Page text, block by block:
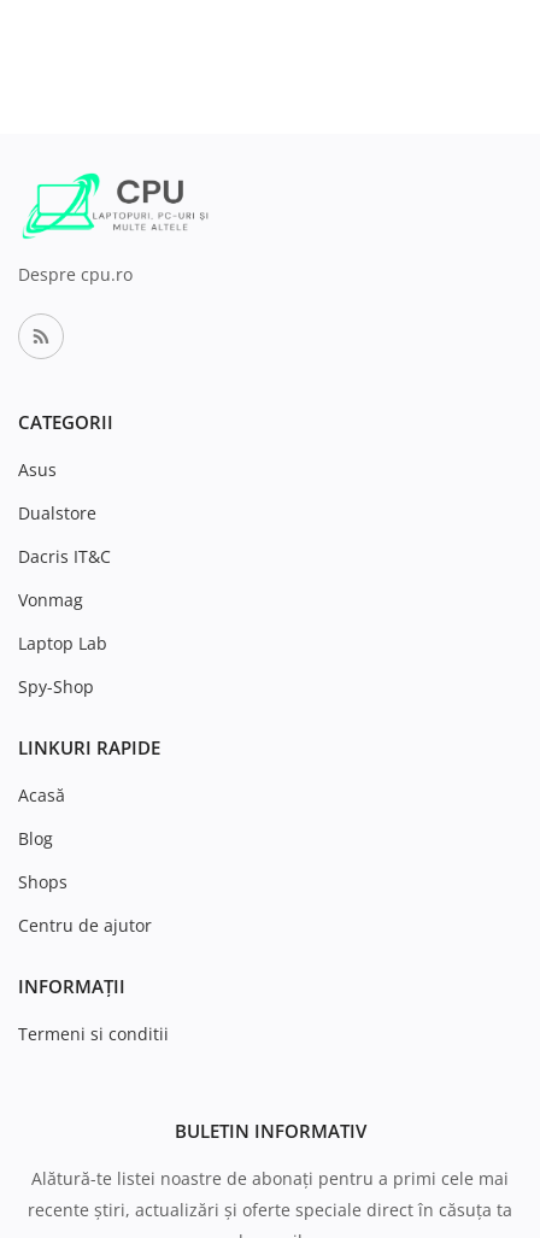
Despre cpu.ro
CATEGORII
Asus
Dualstore
Dacris IT&C
Vonmag
Laptop Lab
Spy-Shop
LINKURI RAPIDE
Acasă
Blog
Shops
Centru de ajutor
INFORMAȚII
Termeni si conditii
BULETIN INFORMATIV
Alătură-te listei noastre de abonați pentru a primi cele mai
recente știri, actualizări și oferte speciale direct în căsuța ta